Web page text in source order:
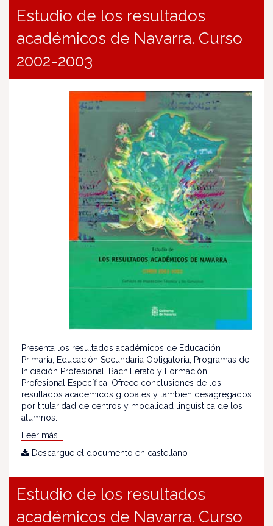
Estudio de los resultados
académicos de Navarra. Curso
2002-2003
Presenta los resultados académicos de Educación
Primaria, Educación Secundaria Obligatoria, Programas de
Iniciación Profesional, Bachillerato y Formación
Profesional Específica. Ofrece conclusiones de los
resultados académicos globales y también desagregados
por titularidad de centros y modalidad lingüística de los
alumnos.
Leer más...
Descargue el documento en castellano
Estudio de los resultados
académicos de Navarra. Curso